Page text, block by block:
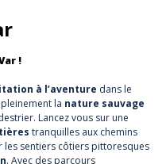
!
à l’aventure dans le
la nature sauvage
Lancez vous sur une
tranquilles aux chemins
les sentiers côtiers pittoresques
. Avec des parcours